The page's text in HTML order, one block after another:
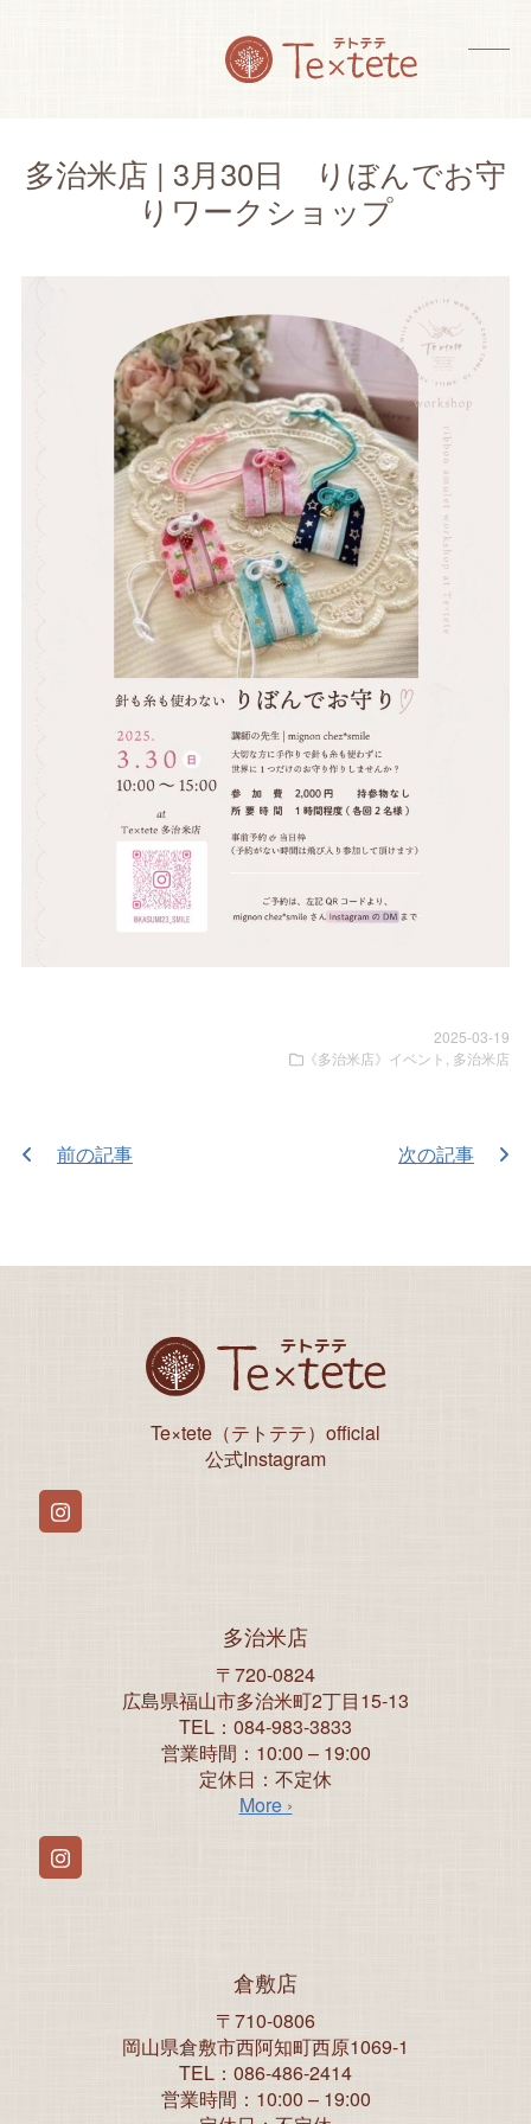
ュ
ー
く
ュ
ー
じ
る
多治米店 | 3月30日 りぼんでお守
りワークショップ
2025-03-19
《多治米店》イベント 多治米店
前の記事 次の記事
Te×tete（テトテテ）official
公式Instagram
Instagram
多治米店
〒720-0824
広島県福山市多治米町2丁目15-13
TEL：084-983-3833
営業時間：10:00 – 19:00
定休日：不定休
More ›
Instagram
倉敷店
〒710-0806
岡山県倉敷市西阿知町西原1069-1
TEL：086-486-2414
営業時間：10:00 – 19:00